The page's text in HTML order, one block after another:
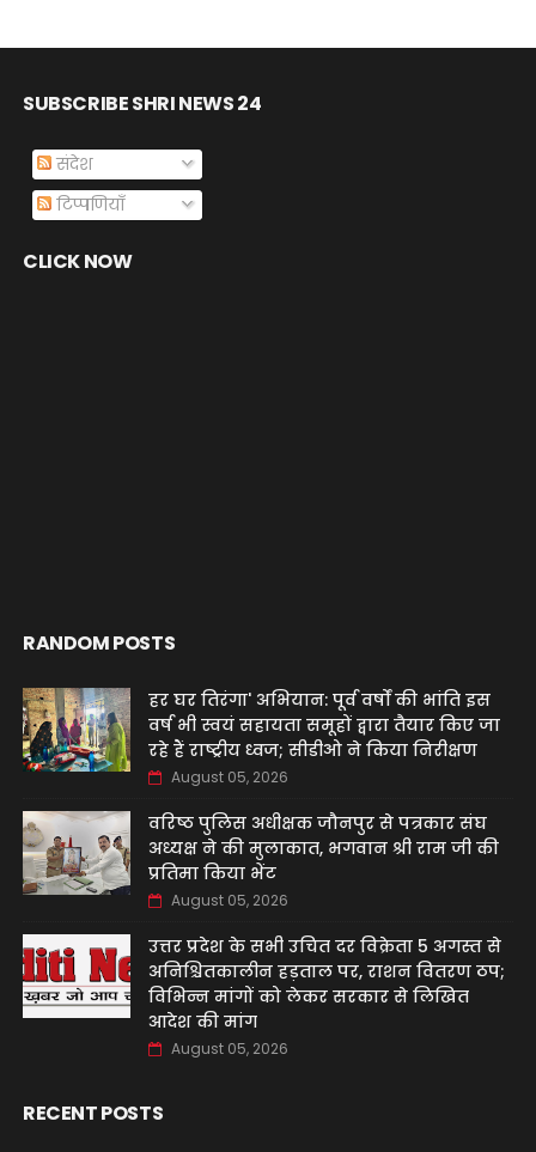
SUBSCRIBE SHRI NEWS 24
संदेश
टिप्पणियाँ
CLICK NOW
RANDOM POSTS
हर घर तिरंगा' अभियान: पूर्व वर्षों की भांति इस
वर्ष भी स्वयं सहायता समूहों द्वारा तैयार किए जा
रहे हैं राष्ट्रीय ध्वज; सीडीओ ने किया निरीक्षण
August 05, 2026
वरिष्ठ पुलिस अधीक्षक जौनपुर से पत्रकार संघ
अध्यक्ष ने की मुलाकात, भगवान श्री राम जी की
प्रतिमा किया भेंट
August 05, 2026
उत्तर प्रदेश के सभी उचित दर विक्रेता 5 अगस्त से
अनिश्चितकालीन हड़ताल पर, राशन वितरण ठप;
विभिन्न मांगों को लेकर सरकार से लिखित
आदेश की मांग
August 05, 2026
RECENT POSTS